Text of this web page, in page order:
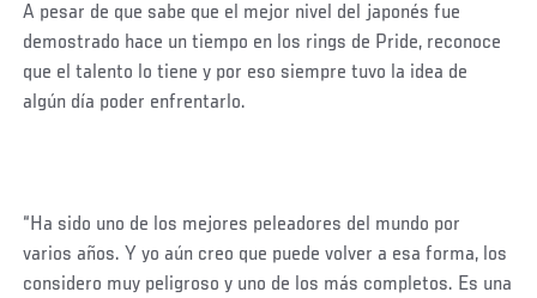
A pesar de que sabe que el mejor nivel del japonés fue
demostrado hace un tiempo en los rings de Pride, reconoce
que el talento lo tiene y por eso siempre tuvo la idea de
algún día poder enfrentarlo.
“Ha sido uno de los mejores peleadores del mundo por
varios años. Y yo aún creo que puede volver a esa forma, los
considero muy peligroso y uno de los más completos. Es una